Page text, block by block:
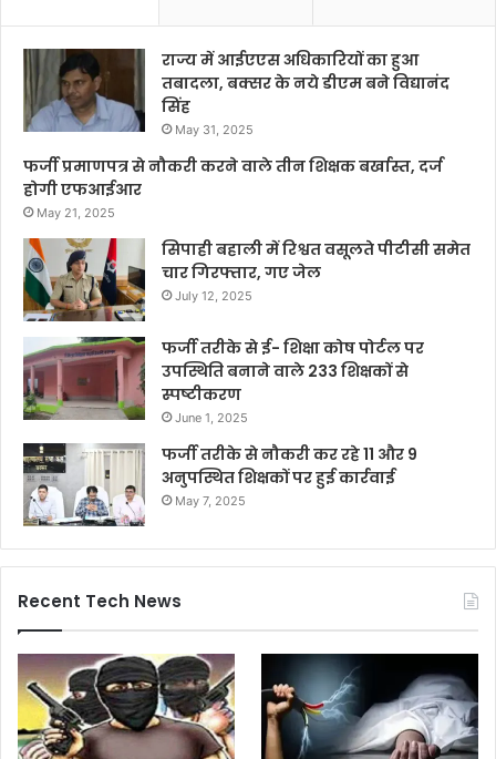
राज्य में आईएएस अधिकारियों का हुआ
तबादला, बक्सर के नये डीएम बने विद्यानंद
सिंह
May 31, 2025
फर्जी प्रमाणपत्र से नौकरी करने वाले तीन शिक्षक बर्खास्त, दर्ज
होगी एफआईआर
May 21, 2025
सिपाही बहाली में रिश्वत वसूलते पीटीसी समेत
चार गिरफ्तार, गए जेल
July 12, 2025
फर्जी तरीके से ई- शिक्षा कोष पोर्टल पर
उपस्थिति बनाने वाले 233 शिक्षकों से
स्पष्टीकरण
June 1, 2025
फर्जी तरीके से नौकरी कर रहे 11 और 9
अनुपस्थित शिक्षकों पर हुई कार्रवाई
May 7, 2025
Recent Tech News